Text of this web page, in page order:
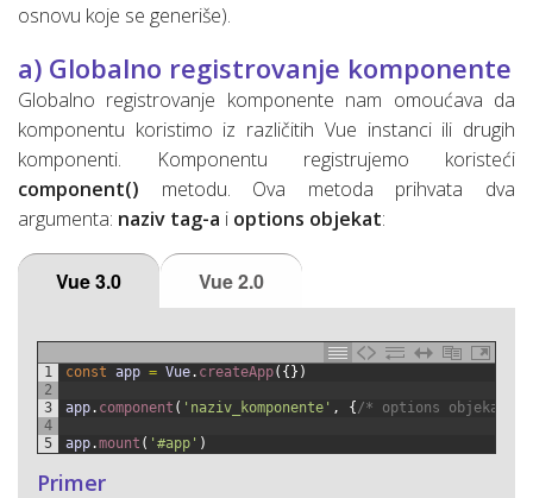
osnovu koje se generiše).
a) Globalno registrovanje komponente
Globalno registrovanje komponente nam omoućava da
komponentu koristimo iz različitih Vue instanci ili drugih
komponenti. Komponentu registrujemo koristeći
component() metodu. Ova metoda prihvata dva
argumenta: naziv tag-a i options objekat:
Vue 3.0 Vue 2.0
1
2
3
4
5
const app = Vue. createApp( {} )
app. component ( 'naziv_komponente' , { /* options objekat */
app.mount ( '#app' )
Primer